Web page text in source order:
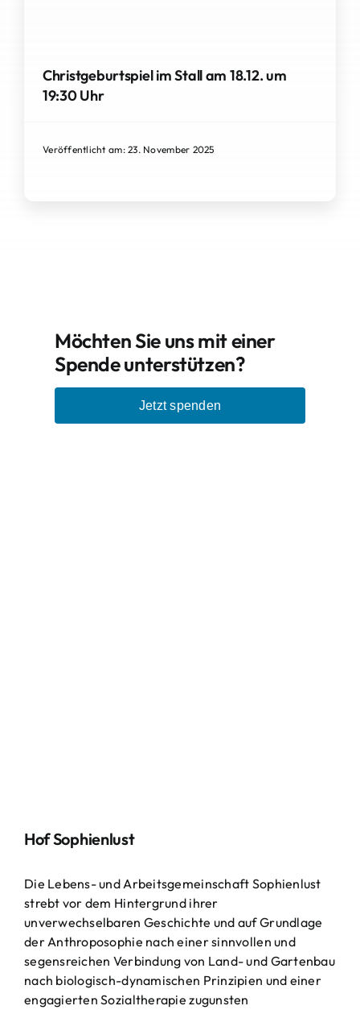
Christgeburtspiel im Stall am 18.12. um
19:30 Uhr
Veröffentlicht am: 23. November 2025
Möchten Sie uns mit einer
Spende unterstützen?
Jetzt spenden
Hof Sophienlust
Die Lebens- und Arbeitsgemeinschaft Sophienlust
strebt vor dem Hintergrund ihrer
unverwechselbaren Geschichte und auf Grundlage
der Anthroposophie nach einer sinnvollen und
segensreichen Verbindung von Land- und Gartenbau
nach biologisch-dynamischen Prinzipien und einer
engagierten Sozialtherapie zugunsten